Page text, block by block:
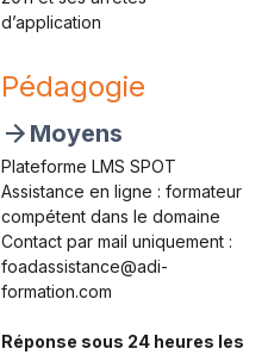
d’application
Pédagogie
Moyens
Plateforme LMS SPOT
Assistance en ligne : formateur
compétent dans le domaine
Contact par mail uniquement :
foadassistance@adi-
formation.com
Réponse sous 24 heures les